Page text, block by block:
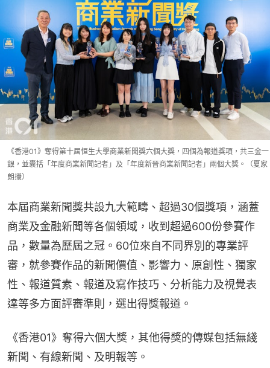
《香港01》奪得第十屆恒生大學商業新聞獎六個大獎，四個為報道獎項，共三金一
銀，並囊括「年度商業新聞記者」及「年度新晉商業新聞記者」兩個大獎。（夏家
朗攝）
本屆商業新聞獎共設九大範疇、超過30個獎項，涵蓋
商業及金融新聞等各個領域，收到超過600份參賽作
品，數量為歷屆之冠。60位來自不同界別的專業評
審，就參賽作品的新聞價值、影響力、原創性、獨家
性、報道質素、報道及寫作技巧、分析能力及視覺表
達等多方面評審準則，選出得獎報道。
《香港01》奪得六個大獎，其他得獎的傳媒包括無綫
新聞、有線新聞、及明報等。